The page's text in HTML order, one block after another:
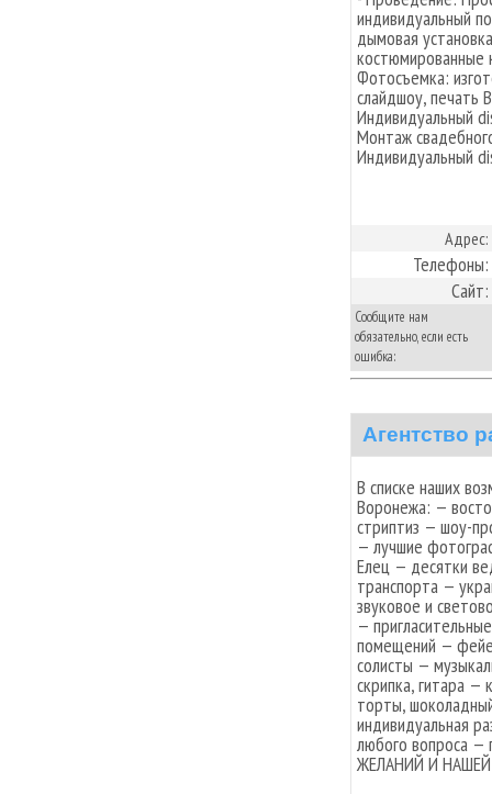
индивидуальный
дымовая
костюмированные
Фотосъемка:
слайдшоу, печать
Индивидуальный
Монтаж
Индивидуальный
Адрес:
Телефоны:
Сайт:
Сообщите нам
обязательно, если есть
ошибка:
Агентство
В списке наших
Воронежа: —
стриптиз — шоу-
— лучшие
Елец — десятки
транспорта —
звуковое и
—
помещений —
солисты —
скрипка, гитара —
торты,
индивидуальная
любого вопроса
ЖЕЛАНИЙ И